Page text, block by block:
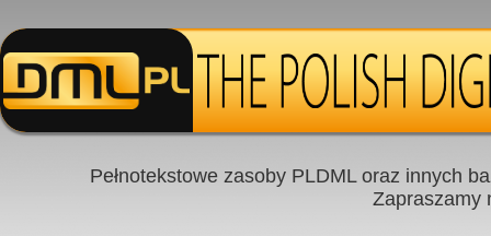
Pełnotekstowe zasoby PLDML oraz innych
Zapraszamy